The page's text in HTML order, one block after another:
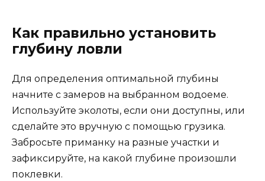
Как правильно установить
глубину ловли
Для определения оптимальной глубины
начните с замеров на выбранном водоеме.
Используйте эколоты, если они доступны, или
сделайте это вручную с помощью грузика.
Забросьте приманку на разные участки и
зафиксируйте, на какой глубине произошли
поклевки.